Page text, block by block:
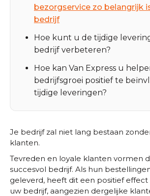
bezorgservice zo belangrijk
bedrijf
Hoe kunt u de tijdige
bedrijf verbeteren?
Hoe kan Van Express u
bedrijfsgroei positief te
tijdige leveringen?
Je bedrijf zal niet lang bestaan
klanten.
Tevreden en loyale klanten vormen
succesvol bedrijf. Als hun
geleverd, heeft dit een positief effect
uw bedrijf, aangezien dergelijke